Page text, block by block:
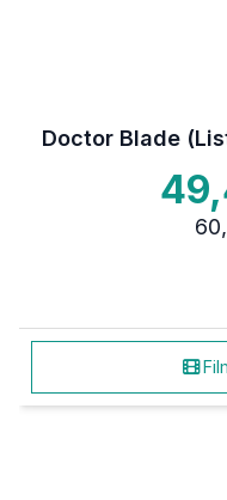
Doctor Blade